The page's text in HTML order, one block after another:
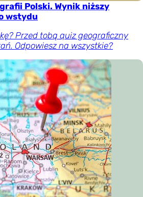
Polski. Wynik niższy
wstydu
Przed tobą quiz geograficzny
Odpowiesz na wszystkie?